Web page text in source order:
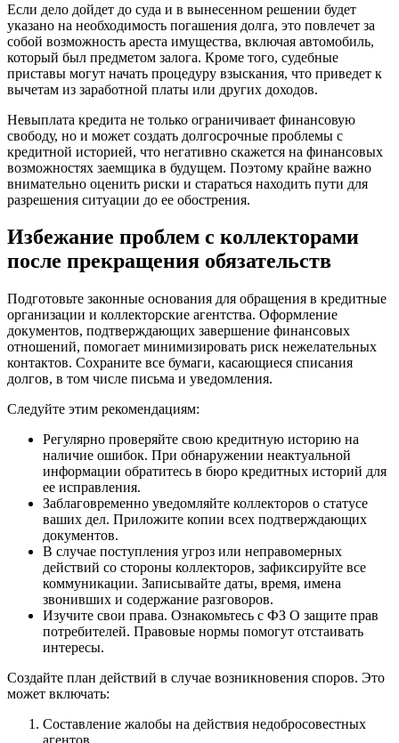
Если дело дойдет до суда и в вынесенном решении будет
указано на необходимость погашения долга, это повлечет за
собой возможность ареста имущества, включая автомобиль,
который был предметом залога. Кроме того, судебные
приставы могут начать процедуру взыскания, что приведет к
вычетам из заработной платы или других доходов.
Невыплата кредита не только ограничивает финансовую
свободу, но и может создать долгосрочные проблемы с
кредитной историей, что негативно скажется на финансовых
возможностях заемщика в будущем. Поэтому крайне важно
внимательно оценить риски и стараться находить пути для
разрешения ситуации до ее обострения.
Избежание проблем с коллекторами
после прекращения обязательств
Подготовьте законные основания для обращения в кредитные
организации и коллекторские агентства. Оформление
документов, подтверждающих завершение финансовых
отношений, помогает минимизировать риск нежелательных
контактов. Сохраните все бумаги, касающиеся списания
долгов, в том числе письма и уведомления.
Следуйте этим рекомендациям:
Регулярно проверяйте свою кредитную историю на
наличие ошибок. При обнаружении неактуальной
информации обратитесь в бюро кредитных историй для
ее исправления.
Заблаговременно уведомляйте коллекторов о статусе
ваших дел. Приложите копии всех подтверждающих
документов.
В случае поступления угроз или неправомерных
действий со стороны коллекторов, зафиксируйте все
коммуникации. Записывайте даты, время, имена
звонивших и содержание разговоров.
Изучите свои права. Ознакомьтесь с ФЗ О защите прав
потребителей. Правовые нормы помогут отстаивать
интересы.
Создайте план действий в случае возникновения споров. Это
может включать:
Составление жалобы на действия недобросовестных